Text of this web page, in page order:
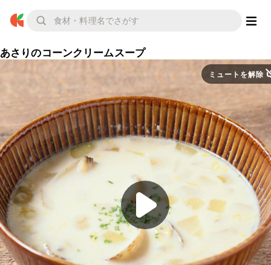
あさりのコーンクリームスープ
ミュートを解除